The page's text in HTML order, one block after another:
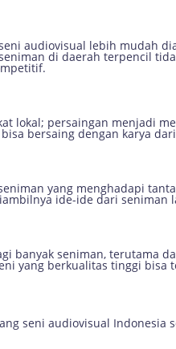
audiovisual lebih mudah
di daerah terpencil
lokal; persaingan menjadi
bersaing dengan karya
yang menghadapi
ide-ide dari
banyak seniman, terutama
yang berkualitas tinggi bisa
seni audiovisual Indonesia